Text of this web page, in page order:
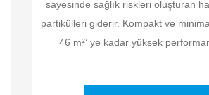
sayesinde sağlık riskleri oluşturan
partikülleri giderir. Kompakt ve
46 m²’ ye kadar yüksek